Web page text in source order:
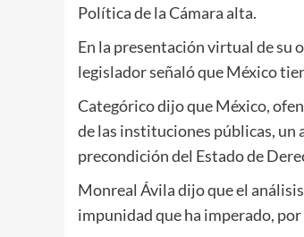
Política de la Cámara alta.
En la presentación virtual de su
legislador señaló que México
Categórico dijo que México,
de las instituciones públicas,
precondición del Estado de
Monreal Ávila dijo que el
impunidad que ha imperado, por